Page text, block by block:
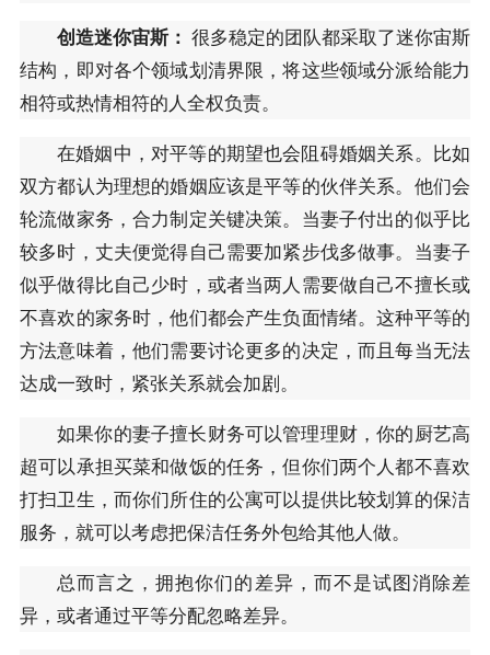
创造迷你宙斯： 很多稳定的团队都采取了迷你宙斯
结构，即对各个领域划清界限，将这些领域分派给能力
相符或热情相符的人全权负责。
在婚姻中，对平等的期望也会阻碍婚姻关系。比如
双方都认为理想的婚姻应该是平等的伙伴关系。他们会
轮流做家务，合力制定关键决策。当妻子付出的似乎比
较多时，丈夫便觉得自己需要加紧步伐多做事。当妻子
似乎做得比自己少时，或者当两人需要做自己不擅长或
不喜欢的家务时，他们都会产生负面情绪。这种平等的
方法意味着，他们需要讨论更多的决定，而且每当无法
达成一致时，紧张关系就会加剧。
如果你的妻子擅长财务可以管理理财，你的厨艺高
超可以承担买菜和做饭的任务，但你们两个人都不喜欢
打扫卫生，而你们所住的公寓可以提供比较划算的保洁
服务，就可以考虑把保洁任务外包给其他人做。
总而言之，拥抱你们的差异，而不是试图消除差
异，或者通过平等分配忽略差异。